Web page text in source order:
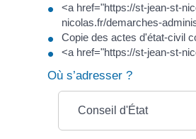
<a href="https://st-jean-st-
nicolas.fr/demarches-
Copie des actes d'état-civil
<a href="https://st-jean-st-
Où s’adresser ?
Conseil d'État